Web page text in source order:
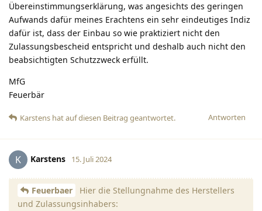
Übereinstimmungserklärung, was angesichts des geringen
Aufwands dafür meines Erachtens ein sehr eindeutiges Indiz
dafür ist, dass der Einbau so wie praktiziert nicht den
Zulassungsbescheid entspricht und deshalb auch nicht den
beabsichtigten Schutzzweck erfüllt.
MfG
Feuerbär
Antworten
Karstens hatauf diesen Beitrag geantwortet.
K Karstens 15. Juli 2024
Feuerbaer
Hier die Stellungnahme des Herstellers
und Zulassungsinhabers: